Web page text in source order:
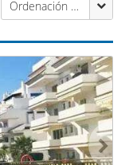
Ordenación Enalquiler